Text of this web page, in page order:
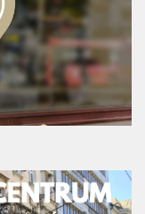
Ratajczaka, Al.